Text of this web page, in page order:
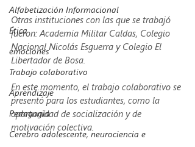
Alfabetización Informacional
Ética
emociones
Trabajo colaborativo
Aprendizaje
Pedagogía
Cerebro adolescente, neurociencia e
Otras instituciones con las que se trabajó
fueron: Academia Militar Caldas, Colegio
Nacional Nicolás Esguerra y Colegio El
Libertador de Bosa.
En este momento, el trabajo colaborativo se
presentó para los estudiantes, como la
oportunidad de socialización y de
motivación colectiva.